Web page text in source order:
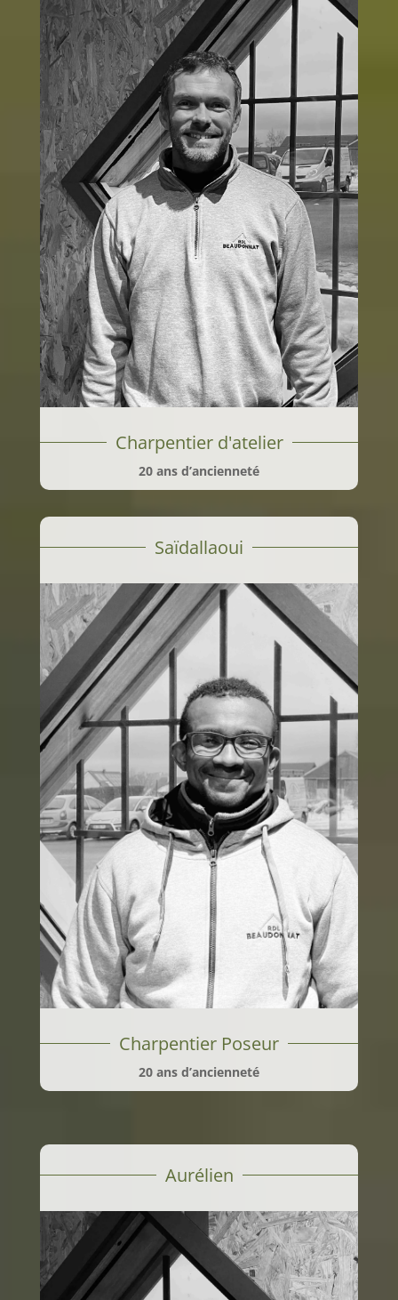
Charpentier d'atelier
20 ans d’ancienneté
Saïdallaoui
Charpentier Poseur
20 ans d’ancienneté
Aurélien